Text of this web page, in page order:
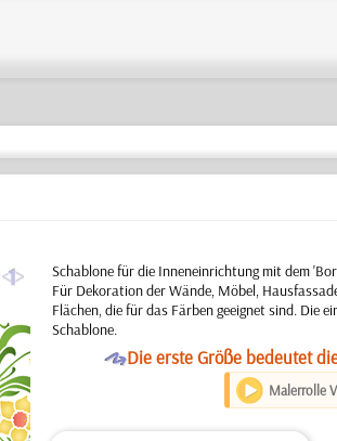
a
Schablone für die Inneneinrichtung mit dem
Für Dekoration der Wände, Möbel,
Flächen, die für das Färben geeignet sind. Die
Schablone.
ODie erste Größe bedeutet
Malerrolle